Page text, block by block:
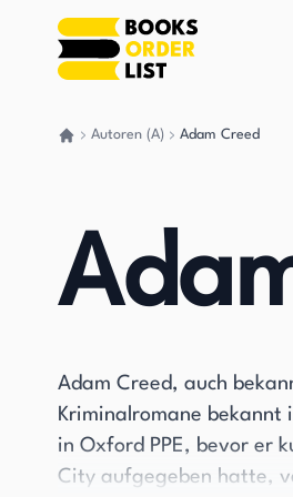
Autoren (A) Adam Creed
Adam Creed, auch
Kriminalromane bekannt
in Oxford PPE, bevor er
City aufgegeben hatte,